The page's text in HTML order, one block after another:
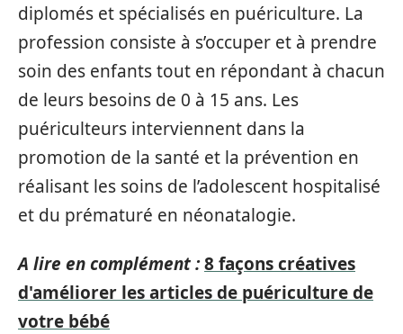
diplomés et spécialisés en puériculture. La
profession consiste à s’occuper et à prendre
soin des enfants tout en répondant à chacun
de leurs besoins de 0 à 15 ans. Les
puériculteurs interviennent dans la
promotion de la santé et la prévention en
réalisant les soins de l’adolescent hospitalisé
et du prématuré en néonatalogie.
A lire en complément :8 façons créatives
d'améliorer les articles de puériculture de
votre bébé